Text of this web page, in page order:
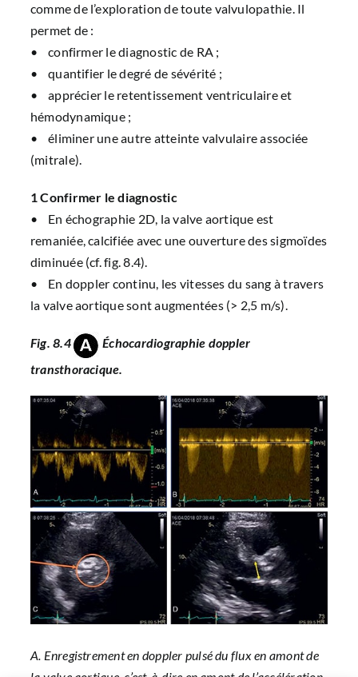
comme de l’exploration de toute valvulopathie. Il
permet de :
• confirmer le diagnostic de RA ;
• quantifier le degré de sévérité ;
• apprécier le retentissement ventriculaire et
hémodynamique ;
• éliminer une autre atteinte valvulaire associée
(mitrale).
1 Confirmer le diagnostic
• En échographie 2D, la valve aortique est
remaniée, calcifiée avec une ouverture des sigmoïdes
diminuée (cf. fig. 8.4).
• En doppler continu, les vitesses du sang à travers
la valve aortique sont augmentées (> 2,5 m/s).
Fig. 8.4
Échocardiographie doppler
transthoracique.
A. Enregistrement en doppler pulsé du flux en amont de